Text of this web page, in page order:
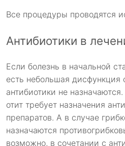
Все процедуры проводятся
Антибиотики в
Если болезнь в начальной
есть небольшая дисфункция
антибиотики не
отит требует назначения
препаратов. А в случае
назначаются
возможно, в сочетании с